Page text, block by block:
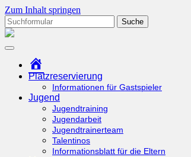
Zum Inhalt springen
Suchen
nach:tcottenhoefen.de
Platzreservierung
Informationen für Gastspieler
Jugend
Jugendtraining
Jugendarbeit
Jugendtrainerteam
Talentinos
Informationsblatt für die Eltern